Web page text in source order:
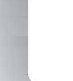
+33 (0) 1